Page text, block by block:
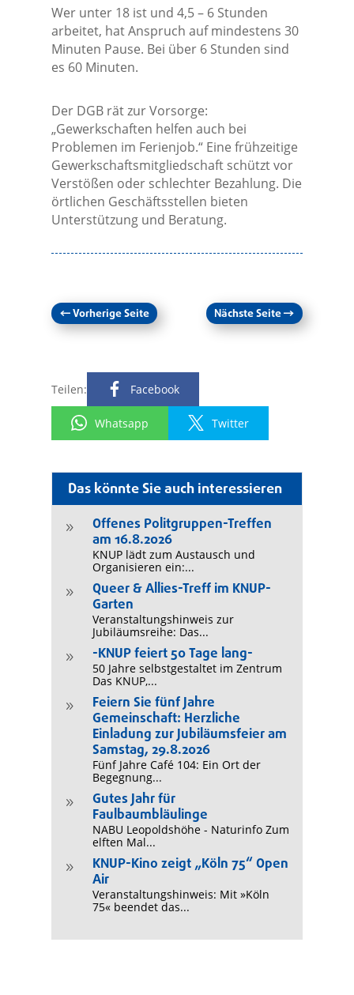
Das könnte Sie auch interessieren
9
Offenes Politgruppen-Treffen
am 16.8.2026
KNUP lädt zum Austausch und
Organisieren ein:...
9
Queer & Allies-Treff im KNUP-
Garten
Veranstaltungshinweis zur
Jubiläumsreihe: Das...
9 -KNUP feiert 50 Tage lang-
50 Jahre selbstgestaltet im Zentrum
Das KNUP,...
9
Feiern Sie fünf Jahre
Gemeinschaft: Herzliche
Einladung zur Jubiläumsfeier am
Samstag, 29.8.2026
Fünf Jahre Café 104: Ein Ort der
Begegnung...
9
Gutes Jahr für
Faulbaumbläulinge
NABU Leopoldshöhe - Naturinfo Zum
elften Mal...
9
KNUP-Kino zeigt „Köln 75“ Open
Air
Veranstaltungshinweis: Mit »Köln
75« beendet das...
Wer unter 18 ist und 4,5 – 6 Stunden
arbeitet, hat Anspruch auf mindestens 30
Minuten Pause. Bei über 6 Stunden sind
es 60 Minuten.
Der DGB rät zur Vorsorge:
„Gewerkschaften helfen auch bei
Problemen im Ferienjob.“ Eine frühzeitige
Gewerkschaftsmitgliedschaft schützt vor
Verstößen oder schlechter Bezahlung. Die
örtlichen Geschäftsstellen bieten
Unterstützung und Beratung.
←Vorherige Seite Nächste Seite→
Teilen: Facebook
Whatsapp Twitter